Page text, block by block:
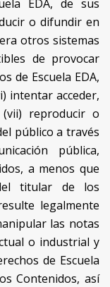
EDA, de sus
o difundir en
otros sistemas
de provocar
de Escuela EDA,
intentar acceder,
reproducir o
público a través
pública,
a menos que
titular de los
legalmente
las notas
o industrial y
de Escuela
Contenidos, así